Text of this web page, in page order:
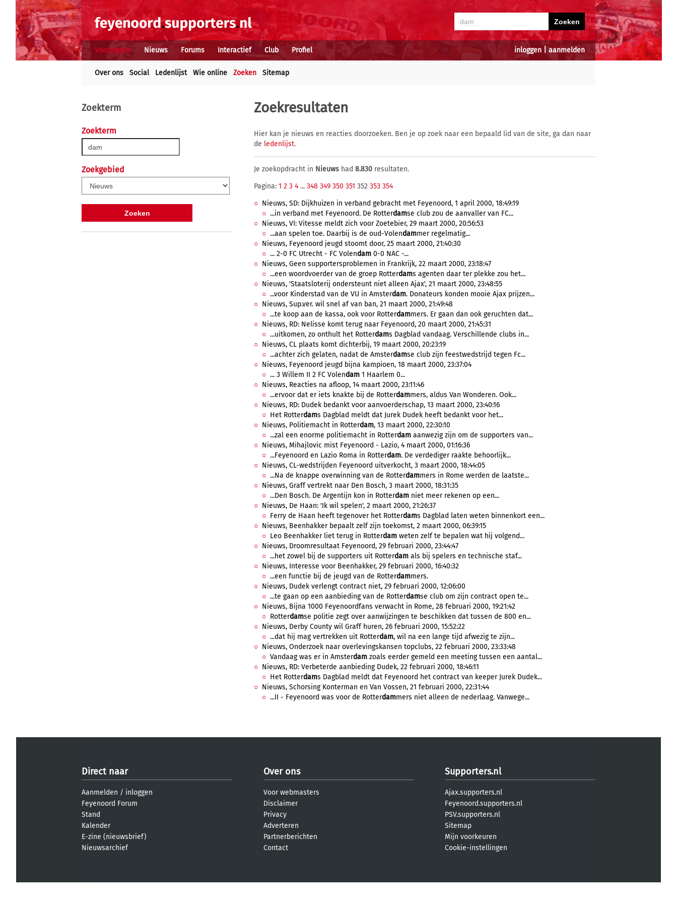
inloggen aanmelden
Voorpagina Nieuws Forums Interactief Club Profiel
Over ons Social Ledenlijst Wie online Zoeken Sitemap
Zoekterm
Zoekterm
Zoekgebied
Zoekresultaten
Hier kan je nieuws en reacties doorzoeken. Ben je op zoek naar een bepaald lid van de site, ga dan naar
de ledenlijst.
Je zoekopdracht in Nieuws had 8.830 resultaten.
Pagina: 1 2 3 4 ... 348 349 350 351 352 353 354
Nieuws, SD: Dijkhuizen in verband gebracht met Feyenoord, 1 april 2000, 18:49:19
...in verband met Feyenoord. De Rotterdamse club zou de aanvaller van FC...
Nieuws, VI: Vitesse meldt zich voor Zoetebier, 29 maart 2000, 20:56:53
...aan spelen toe. Daarbij is de oud-Volendammer regelmatig...
Nieuws, Feyenoord jeugd stoomt door, 25 maart 2000, 21:40:30
... 2-0 FC Utrecht - FC Volendam 0-0 NAC -...
Nieuws, Geen supportersproblemen in Frankrijk, 22 maart 2000, 23:18:47
...een woordvoerder van de groep Rotterdams agenten daar ter plekke zou het...
Nieuws, 'Staatsloterij ondersteunt niet alleen Ajax', 21 maart 2000, 23:48:55
...voor Kinderstad van de VU in Amsterdam. Donateurs konden mooie Ajax prijzen...
Nieuws, Sup.ver. wil snel af van ban, 21 maart 2000, 21:49:48
...te koop aan de kassa, ook voor Rotterdammers. Er gaan dan ook geruchten dat...
Nieuws, RD: Nelisse komt terug naar Feyenoord, 20 maart 2000, 21:45:31
...uitkomen, zo onthult het Rotterdams Dagblad vandaag. Verschillende clubs in...
Nieuws, CL plaats komt dichterbij, 19 maart 2000, 20:23:19
...achter zich gelaten, nadat de Amsterdamse club zijn feestwedstrijd tegen Fc...
Nieuws, Feyenoord jeugd bijna kampioen, 18 maart 2000, 23:37:04
... 3 Willem II 2 FC Volendam 1 Haarlem 0...
Nieuws, Reacties na afloop, 14 maart 2000, 23:11:46
...ervoor dat er iets knakte bij de Rotterdammers, aldus Van Wonderen. Ook...
Nieuws, RD: Dudek bedankt voor aanvoerderschap, 13 maart 2000, 23:40:16
Het Rotterdams Dagblad meldt dat Jurek Dudek heeft bedankt voor het...
Nieuws, Politiemacht in Rotterdam, 13 maart 2000, 22:30:10
...zal een enorme politiemacht in Rotterdam aanwezig zijn om de supporters van...
Nieuws, Mihajlovic mist Feyenoord - Lazio, 4 maart 2000, 01:16:36
...Feyenoord en Lazio Roma in Rotterdam. De verdediger raakte behoorlijk...
Nieuws, CL-wedstrijden Feyenoord uitverkocht, 3 maart 2000, 18:44:05
...Na de knappe overwinning van de Rotterdammers in Rome werden de laatste...
Nieuws, Graff vertrekt naar Den Bosch, 3 maart 2000, 18:31:35
...Den Bosch. De Argentijn kon in Rotterdam niet meer rekenen op een...
Nieuws, De Haan: 'Ik wil spelen', 2 maart 2000, 21:26:37
Ferry de Haan heeft tegenover het Rotterdams Dagblad laten weten binnenkort een...
Nieuws, Beenhakker bepaalt zelf zijn toekomst, 2 maart 2000, 06:39:15
Leo Beenhakker liet terug in Rotterdam weten zelf te bepalen wat hij volgend...
Nieuws, Droomresultaat Feyenoord, 29 februari 2000, 23:44:47
...het zowel bij de supporters uit Rotterdam als bij spelers en technische staf...
Nieuws, Interesse voor Beenhakker, 29 februari 2000, 16:40:32
...een functie bij de jeugd van de Rotterdammers.
Nieuws, Dudek verlengt contract niet, 29 februari 2000, 12:06:00
...te gaan op een aanbieding van de Rotterdamse club om zijn contract open te...
Nieuws, Bijna 1000 Feyenoordfans verwacht in Rome, 28 februari 2000, 19:21:42
Rotterdamse politie zegt over aanwijzingen te beschikken dat tussen de 800 en...
Nieuws, Derby County wil Graff huren, 26 februari 2000, 15:52:22
...dat hij mag vertrekken uit Rotterdam, wil na een lange tijd afwezig te zijn...
Nieuws, Onderzoek naar overlevingskansen topclubs, 22 februari 2000, 23:33:48
Vandaag was er in Amsterdam zoals eerder gemeld een meeting tussen een aantal...
Nieuws, RD: Verbeterde aanbieding Dudek, 22 februari 2000, 18:46:11
Het Rotterdams Dagblad meldt dat Feyenoord het contract van keeper Jurek Dudek...
Nieuws, Schorsing Konterman en Van Vossen, 21 februari 2000, 22:31:44
...II - Feyenoord was voor de Rotterdammers niet alleen de nederlaag. Vanwege...
Direct naar
Aanmelden / inloggen
Feyenoord Forum
Stand
Kalender
E-zine (nieuwsbrief)
Nieuwsarchief
Over ons
Voor webmasters
Disclaimer
Privacy
Adverteren
Partnerberichten
Contact
Supporters.nl
Ajax.supporters.nl
Feyenoord.supporters.nl
PSV.supporters.nl
Sitemap
Mijn voorkeuren
Cookie-instellingen